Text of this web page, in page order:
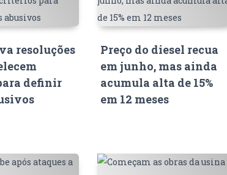
resoluções
definir
Preço do diesel recua
em junho, mas ainda
acumula alta de 15%
em 12 meses